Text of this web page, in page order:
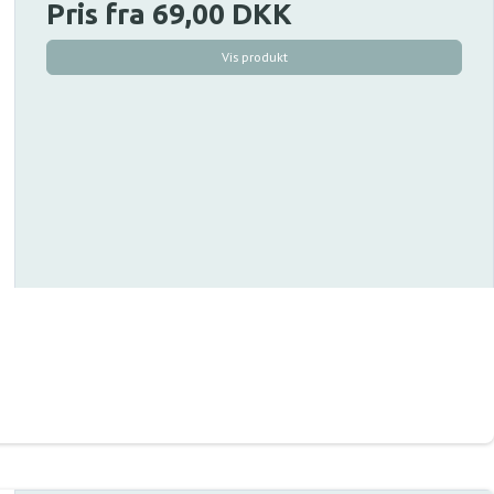
Pris fra 69,00 DKK
Vis produkt